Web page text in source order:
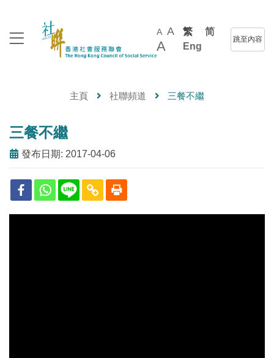
A A
A
繁
简
Eng
跳至內容
主頁 社聯頻道 三餐不繼
三餐不繼
發布日期: 2017-04-06